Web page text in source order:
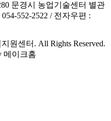
문경시 농업기술센터 별관
552-2522 / 전자우편 :
원센터. All Rights Reserved.
메이크홈